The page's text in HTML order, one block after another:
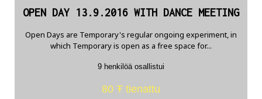
OPEN DAY 13.9.2016 WITH DANCE MEETING
Open Days are Temporary's regular ongoing experiment, in
which Temporary is open as a free space for...
9 henkilöä osallistui
80 Ŧ tienattu